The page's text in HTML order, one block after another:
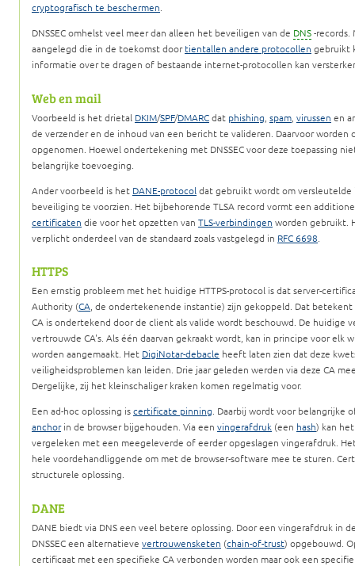
cryptografisch te beschermen.
DNSSEC omhelst veel meer dan alleen het beveiligen van de DNS-records.
aangelegd die in de toekomst doortientallen andere protocollen gebruikt
informatie over te dragen of bestaande internet-protocollen kan
Web en mail
Voorbeeld is het drietal DKIM/SPF/DMARCdat phishing spam virussen en
de verzender en de inhoud van een bericht te valideren. Daarvoor worden
opgenomen. Hoewel ondertekening met DNSSEC voor deze toepassing
belangrijke toevoeging.
Ander voorbeeld is het DANE-protocol dat gebruikt wordt om
beveiliging te voorzien. Het bijbehorende TLSA record vormt een
certificaten die voor het opzetten van TLS-verbindingen worden gebruikt.
verplicht onderdeel van de standaard zoals vastgelegd in RFC 6698
HTTPS
Een ernstig probleem met het huidige HTTPS-protocol is dat server-
Authority (CA, de ondertekenende instantie) zijn gekoppeld. Dat
CA is ondertekend door de client als valide wordt beschouwd. De huidige
vertrouwde CA's. Als één daarvan gekraakt wordt, kan in principe voor elk
worden aangemaakt. Het DigiNotar-debacle heeft laten zien dat deze
veiligheidsproblemen kan leiden. Drie jaar geleden werden via deze CA
Dergelijke, zij het kleinschaliger kraken komen regelmatig voor.
Een ad-hoc oplossing iscertificate pinning. Daarbij wordt voor belangrijke
anchorin de browser bijgehouden. Via een vingerafdruk (een hash) kan
vergeleken met een meegeleverde of eerder opgeslagen vingerafdruk.
hele voordehandliggende om met de browser-software mee te sturen.
structurele oplossing.
DANE
DANE biedt via DNS een veel betere oplossing. Door een vingerafdruk in
DNSSEC een alternatieve vertrouwensketen (chain-of-trust) opgebouwd.
certificaat met een specifieke CA verbonden worden maar ook een